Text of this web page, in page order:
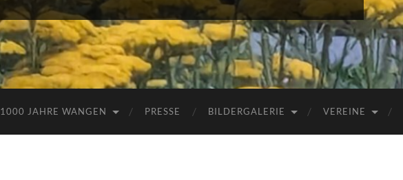
1000 JAHRE WANGEN PRESSE BILDERGALERIE VEREINE